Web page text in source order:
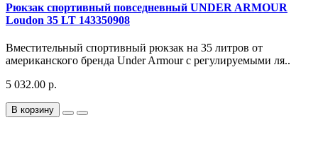
Рюкзак спортивный повседневный UNDER ARMOUR
Loudon 35 LT 143350908
Вместительный спортивный рюкзак на 35 литров от
американского бренда Under Armour с регулируемыми ля..
5 032.00 р.
В корзину